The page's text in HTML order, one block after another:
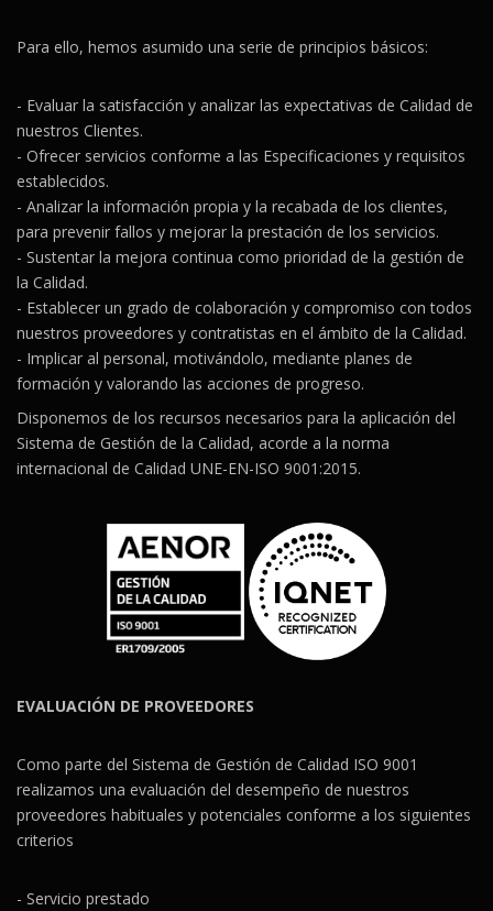
Para ello, hemos asumido una serie de principios básicos:
- Evaluar la satisfacción y analizar las expectativas de Calidad de
nuestros Clientes.
- Ofrecer servicios conforme a las Especificaciones y requisitos
establecidos.
- Analizar la información propia y la recabada de los clientes,
para prevenir fallos y mejorar la prestación de los servicios.
- Sustentar la mejora continua como prioridad de la gestión de
la Calidad.
- Establecer un grado de colaboración y compromiso con todos
nuestros proveedores y contratistas en el ámbito de la Calidad.
- Implicar al personal, motivándolo, mediante planes de
formación y valorando las acciones de progreso.
Disponemos de los recursos necesarios para la aplicación del
Sistema de Gestión de la Calidad, acorde a la norma
internacional de Calidad UNE-EN-ISO 9001:2015.
EVALUACIÓN DE PROVEEDORES
Como parte del Sistema de Gestión de Calidad ISO 9001
realizamos una evaluación del desempeño de nuestros
proveedores habituales y potenciales conforme a los siguientes
criterios
- Servicio prestado